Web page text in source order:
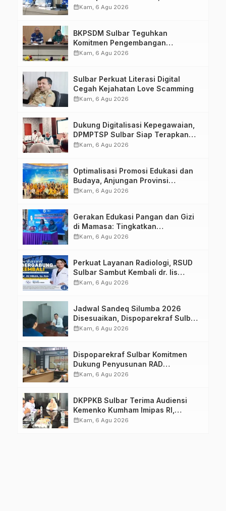
Upacara di Lapangan Ahmad
calendar_monthKam, 6 Agu 2026
BKPSDM Sulbar Teguhkan
Komitmen Pengembangan
Kompetensi ASN melalui
calendar_monthKam, 6 Agu 2026
Sulbar Perkuat Literasi Digital
Cegah Kejahatan Love Scamming
calendar_monthKam, 6 Agu 2026
Dukung Digitalisasi Kepegawaian,
DPMPTSP Sulbar Siap Terapkan
Aplikasi FLEKSI ASN
calendar_monthKam, 6 Agu 2026
Optimalisasi Promosi Edukasi dan
Budaya, Anjungan Provinsi
Sulawesi Barat Perkuat Kolaborasi
calendar_monthKam, 6 Agu 2026
Gerakan Edukasi Pangan dan Gizi
di Mamasa: Tingkatkan
Pengetahuan dan Keterampilan
calendar_monthKam, 6 Agu 2026
Perkuat Layanan Radiologi, RSUD
Sulbar Sambut Kembali dr. Iis
Imelda, Sp.Rad
calendar_monthKam, 6 Agu 2026
Jadwal Sandeq Silumba 2026
Disesuaikan, Dispoparekraf Sulbar
Pastikan Persiapan Tetap
calendar_monthKam, 6 Agu 2026
Dispoparekraf Sulbar Komitmen
Dukung Penyusunan RAD
TPB/SDGs Sulawesi Barat
calendar_monthKam, 6 Agu 2026
DKPPKB Sulbar Terima Audiensi
Kemenko Kumham Imipas RI,
Perkuat Pelayanan Kesehatan bagi
calendar_monthKam, 6 Agu 2026